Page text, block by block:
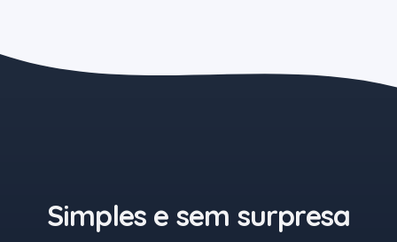
Simples e sem surpresa